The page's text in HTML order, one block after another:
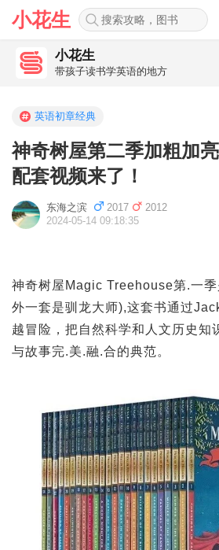
小花生
小花生
带孩子读书学英语的地方
英语初章经典
神奇树屋第二季加粗加
配套视频来了！
东海之滨 2017
2012
2024-05-14 09:18:35
神奇树屋Magic Treehouse第.一
外一套是驯龙大师),这套书通过
越冒险，把自然科学和人文历史知
与故事完.美.融.合的典范。